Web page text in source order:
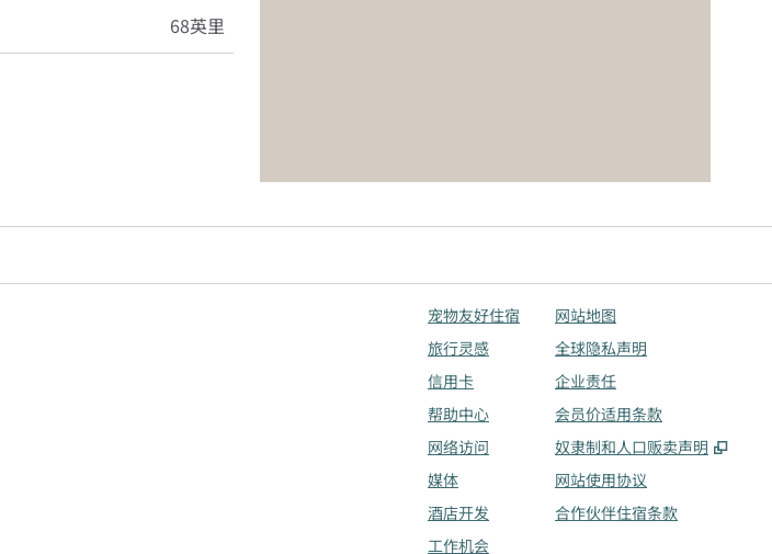
68英里
宠物友好住宿
旅行灵感
信用卡
帮助中心
网络访问
媒体
酒店开发
工作机会
网站地图
全球隐私声明
企业责任
会员价适用条款
奴隶制和人口贩卖声明
,
网站使用协议
合作伙伴住宿条款